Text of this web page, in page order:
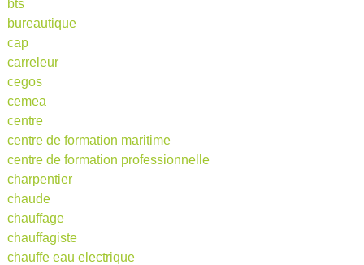
bts
bureautique
cap
carreleur
cegos
cemea
centre
centre de formation maritime
centre de formation professionnelle
charpentier
chaude
chauffage
chauffagiste
chauffe eau electrique